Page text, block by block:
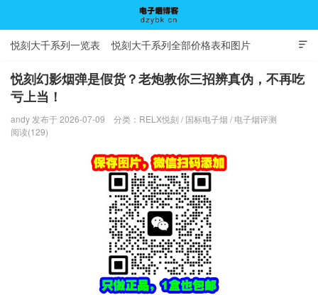
电子烟博客

悦刻大千系列一览表 悦刻大千系列全部价格表和图片
悦刻幻影烟弹是假货？老炮教你三招辨真伪，不再吃
亏上当！
andy 发布于 2026-07-09 分类： RELX悦刻 / 国标电子烟 / 电子烟评测
阅读(129)